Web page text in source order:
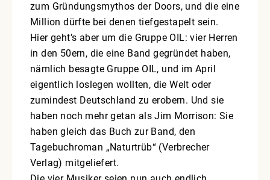
zum Gründungsmythos der Doors, und die eine
Million dürfte bei denen tiefgestapelt sein.
Hier geht’s aber um die Gruppe OIL: vier Herren
in den 50ern, die eine Band gegründet haben,
nämlich besagte Gruppe OIL, und im April
eigentlich loslegen wollten, die Welt oder
zumindest Deutschland zu erobern. Und sie
haben noch mehr getan als Jim Morrison: Sie
haben gleich das Buch zur Band, den
Tagebuchroman „Naturtrüb“ (Verbrecher
Verlag) mitgeliefert.